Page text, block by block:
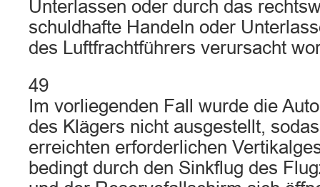
Unterlassen oder durch das
schuldhafte Handeln oder
des Luftfrachtführers verursacht
49
Im vorliegenden Fall wurde die
des Klägers nicht ausgestellt,
erreichten erforderlichen
bedingt durch den Sinkflug des